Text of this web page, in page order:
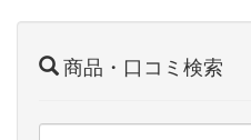
商品・口コミ検索